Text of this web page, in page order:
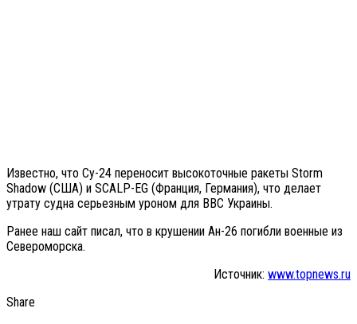
Известно, что Су-24 переносит высокоточные ракеты Storm
Shadow (США) и SCALP-EG (Франция, Германия), что делает
утрату судна серьезным уроном для ВВС Украины.
Ранее наш сайт писал, что в крушении Ан-26 погибли военные из
Североморска.
Источник: www.topnews.ru
Share